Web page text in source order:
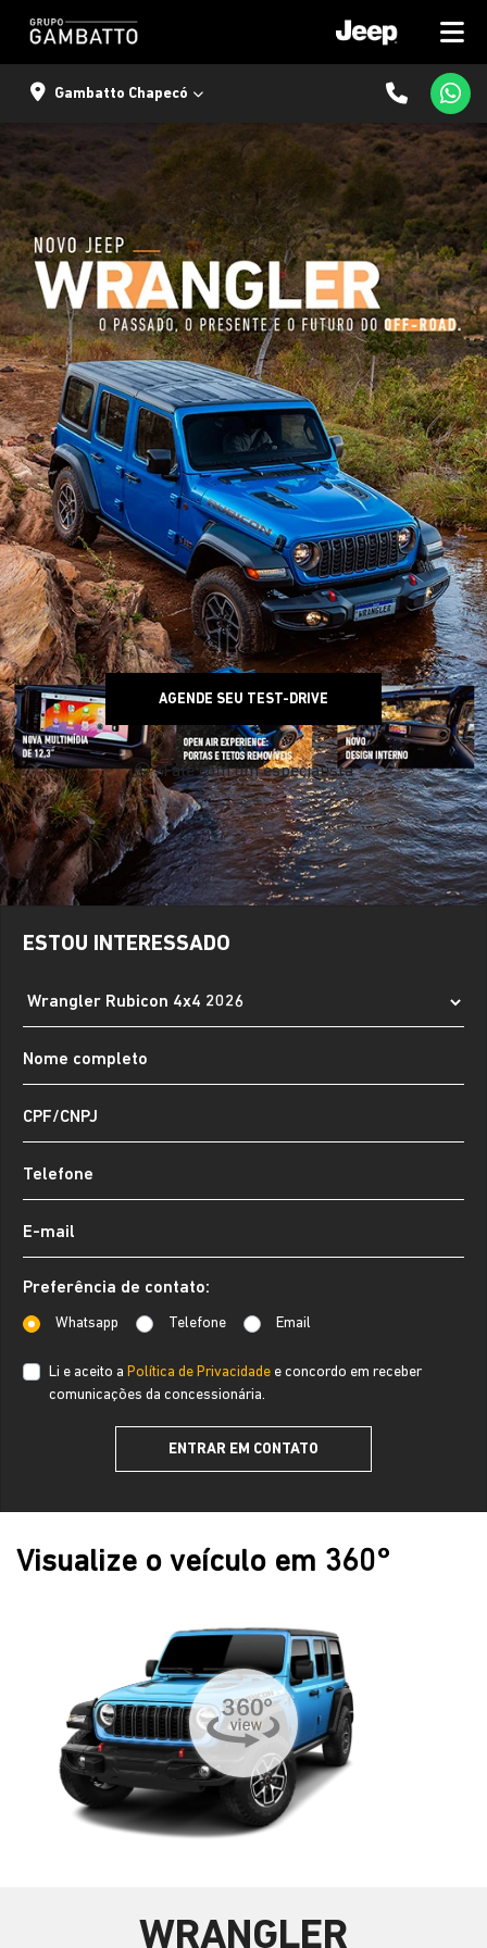
Gambatto Chapecó
ESTOU INTERESSADO
Preferência de contato:
Whatsapp Telefone Email
Li e aceito a Política de Privacidade e concordo em receber
comunicações da concessionária.
ENTRAR EM CONTATO
AGENDE SEU TEST-DRIVE
Fale com um especialista
Visualize o veículo em 360°
WRANGLER